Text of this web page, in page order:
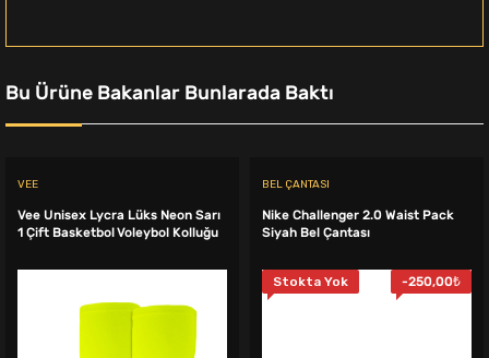
Bu Ürüne Bakanlar Bunlarada Baktı
VEE
Vee Unisex Lycra Lüks Neon Sarı
1 Çift Basketbol Voleybol Kolluğu
BEL ÇANTASI
Nike Challenger 2.0 Waist Pack
Siyah Bel Çantası
Stokta Yok -250,00₺